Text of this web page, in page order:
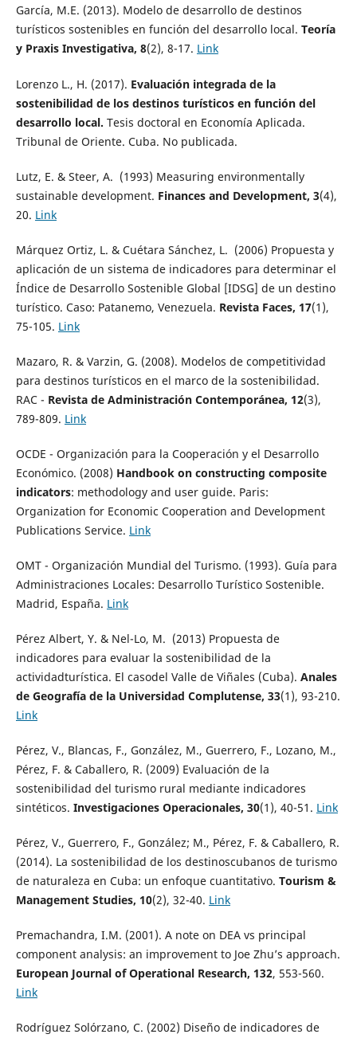
García, M.E. (2013). Modelo de desarrollo de destinos
turísticos sostenibles en función del desarrollo local. Teoría
y Praxis Investigativa, 8(2), 8-17. Link
Lorenzo L., H. (2017). Evaluación integrada de la
sostenibilidad de los destinos turísticos en función del
desarrollo local. Tesis doctoral en Economía Aplicada.
Tribunal de Oriente. Cuba. No publicada.
Lutz, E. & Steer, A. (1993) Measuring environmentally
sustainable development. Finances and Development, 3(4),
20. Link
Márquez Ortiz, L. & Cuétara Sánchez, L. (2006) Propuesta y
aplicación de un sistema de indicadores para determinar el
Índice de Desarrollo Sostenible Global [IDSG] de un destino
turístico. Caso: Patanemo, Venezuela. Revista Faces, 17(1),
75-105. Link
Mazaro, R. & Varzin, G. (2008). Modelos de competitividad
para destinos turísticos en el marco de la sostenibilidad.
RAC - Revista de Administración Contemporánea, 12(3),
789-809. Link
OCDE - Organización para la Cooperación y el Desarrollo
Económico. (2008) Handbook on constructing composite
indicators: methodology and user guide. Paris:
Organization for Economic Cooperation and Development
Publications Service. Link
OMT - Organización Mundial del Turismo. (1993). Guía para
Administraciones Locales: Desarrollo Turístico Sostenible.
Madrid, España. Link
Pérez Albert, Y. & Nel-Lo, M. (2013) Propuesta de
indicadores para evaluar la sostenibilidad de la
actividadturística. El casodel Valle de Viñales (Cuba). Anales
de Geografía de la Universidad Complutense, 33(1), 93-210.
Link
Pérez, V., Blancas, F., González, M., Guerrero, F., Lozano, M.,
Pérez, F. & Caballero, R. (2009) Evaluación de la
sostenibilidad del turismo rural mediante indicadores
sintéticos. Investigaciones Operacionales, 30(1), 40-51. Link
Pérez, V., Guerrero, F., González; M., Pérez, F. & Caballero, R.
(2014). La sostenibilidad de los destinoscubanos de turismo
de naturaleza en Cuba: un enfoque cuantitativo. Tourism &
Management Studies, 10(2), 32-40. Link
Premachandra, I.M. (2001). A note on DEA vs principal
component analysis: an improvement to Joe Zhu’s approach.
European Journal of Operational Research, 132, 553-560.
Link
Rodríguez Solórzano, C. (2002) Diseño de indicadores de